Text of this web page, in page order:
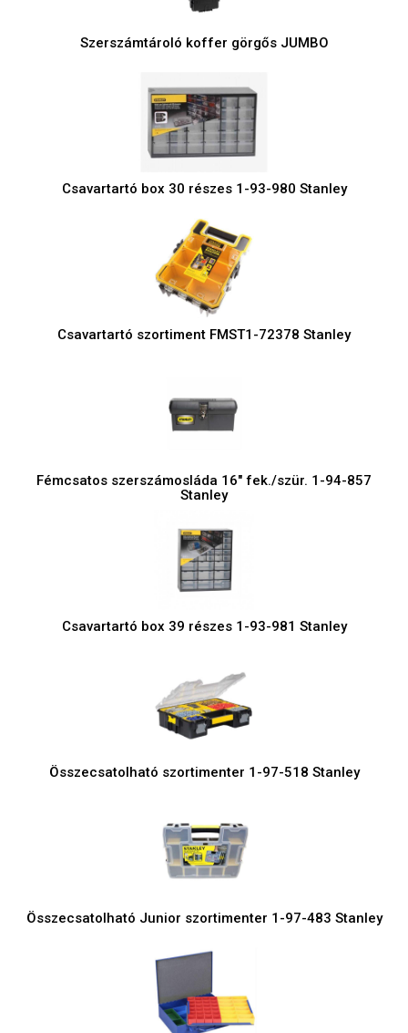
Szerszámtároló koffer görgős JUMBO
Csavartartó box 30 részes 1-93-980 Stanley
Csavartartó szortiment FMST1-72378 Stanley
Fémcsatos szerszámosláda 16" fek./szür. 1-94-857
Stanley
Csavartartó box 39 részes 1-93-981 Stanley
Összecsatolható szortimenter 1-97-518 Stanley
Összecsatolható Junior szortimenter 1-97-483 Stanley